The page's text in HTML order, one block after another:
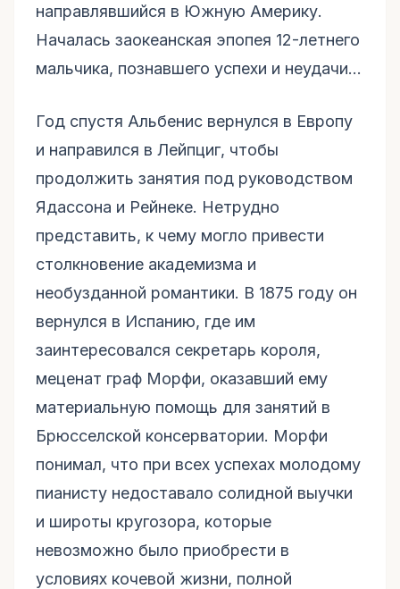
направлявшийся в Южную Америку.
Началась заокеанская эпопея 12-летнего
мальчика, познавшего успехи и неудачи…
Год спустя Альбенис вернулся в Европу
и направился в Лейпциг, чтобы
продолжить занятия под руководством
Ядассона и Рейнеке. Нетрудно
представить, к чему могло привести
столкновение академизма и
необузданной романтики. В 1875 году он
вернулся в Испанию, где им
заинтересовался секретарь короля,
меценат граф Морфи, оказавший ему
материальную помощь для занятий в
Брюсселской консерватории. Морфи
понимал, что при всех успехах молодому
пианисту недоставало солидной выучки
и широты кругозора, которые
невозможно было приобрести в
условиях кочевой жизни, полной